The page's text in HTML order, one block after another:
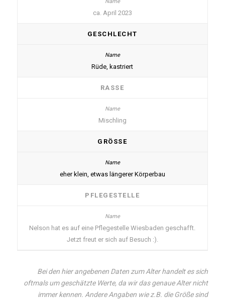
ca. April 2023
GESCHLECHT
Rüde, kastriert
RASSE
Mischling
GRÖSSE
eher klein, etwas längerer Körperbau
PFLEGESTELLE
Nelson hat es auf eine Pflegestelle Wiesbaden geschafft.
Jetzt freut er sich auf Besuch :).
Bei den hier angebenen Daten zum Alter handelt es sich
oftmals um geschätzte Werte, da wir das genaue Alter nicht
immer kennen. Andere Angaben wie z.B. die Größe sind